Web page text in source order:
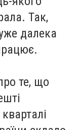
Так,
далека
те, що